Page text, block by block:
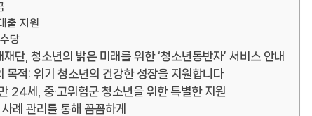
출 지원
당
단, 청소년의 밝은 미래를 위한 ‘청소년동반자’ 서비스 안내
목적: 위기 청소년의 건강한 성장을 지원합니다
24세, 중·고위험군 청소년을 위한 특별한 지원
례 관리를 통해 꼼꼼하게